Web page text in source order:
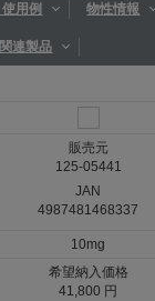
用例 物性情報
関連製品
販売元
125-05441
JAN
4987481468337
10mg
希望納入価格
41,800 円